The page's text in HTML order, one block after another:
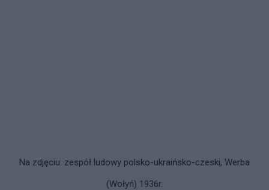
Na zdjęciu: zespół ludowy polsko-ukraińsko-czeski, Werba
(Wołyń) 1936r.